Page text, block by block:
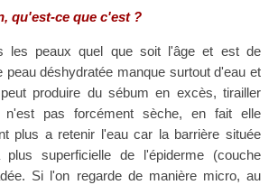
qu'est-ce que c'est ?
les peaux quel que soit l'âge et est de
peau déshydratée manque surtout d'eau et
produire du sébum en excès, tirailler
n'est pas forcément sèche, en fait elle
plus a retenir l'eau car la barrièresituée
superficielle de l'épiderme (couche
Si l'on regarde de manière micro, au